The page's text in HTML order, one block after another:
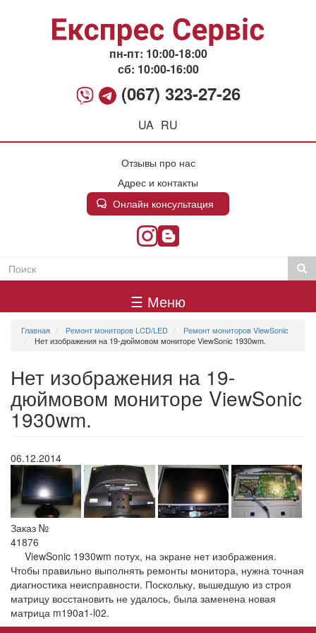
пн-пт: 10:00-18:00
сб: 10:00-16:00
(067) 323-27-26
UA RU
Отзывы про нас
Адрес и контакты
Онлайн консультация
Пошукова
Поиск
меню
☰ Меню
Главная Ремонт мониторов LCD/LED
Ремонт мониторов ViewSonic
Нет изображения на 19-дюймовом мониторе ViewSonic 1930wm.
Нет изображения на 19-
дюймовом мониторе ViewSonic
1930wm.
06.12.2014
Заказ №
41876
ViewSonic 1930wm потух, на экране нет изображения.
Чтобы правильно выполнять ремонты монитора, нужна точная
диагностика неисправности. Поскольку, вышедшую из строя
матрицу восстановить не удалось, была заменена новая
матрица m190a1-l02.